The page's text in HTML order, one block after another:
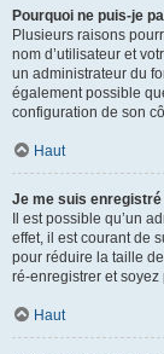
Pourquoi ne puis-je
Plusieurs raisons
nom d’utilisateur et
un administrateur du
également possible
configuration de son
Haut
Je me suis
Il est possible qu’un
effet, il est courant de
pour réduire la taille
ré-enregistrer et
Haut